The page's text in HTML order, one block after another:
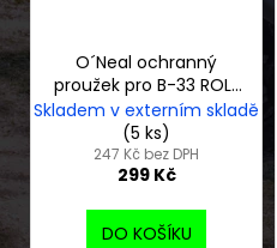
O´Neal ochranný
proužek pro B-33 ROLL
OFF
Skladem v externím skladě
(5 ks)
247 Kč bez DPH
299 Kč
DO KOŠÍKU